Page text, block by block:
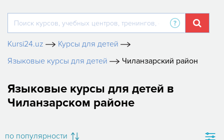
Kursi24.uz
Курсы для детей
Языковые курсы для детей
Чиланзарский район
Языковые курсы для детей в
Чиланзарском районе
по популярности